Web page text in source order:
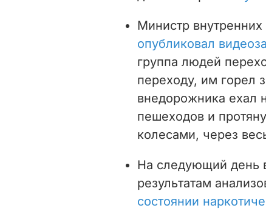
Министр
опубликовал
группа людей
переходу, им горел
внедорожника ехал
пешеходов и
колесами, через
На следующий день
результатам
состоянии